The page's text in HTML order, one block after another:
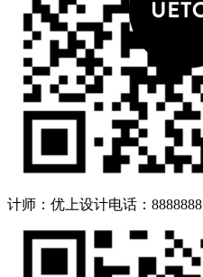
计师：优上设计电话：8888888